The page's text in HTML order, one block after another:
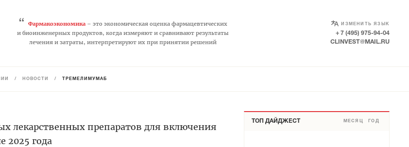
“ Фармакоэкономика– это экономическая оценка фармацевтических
и биоинженерных продуктов, когда измеряют и сравнивают результаты
лечения и затраты, интерпретируют их при принятии решений
ИЗМЕНИТЬ ЯЗЫК
SELECT LANGUAGE
+ 7 (495) 975-94-04
CLINVEST@MAIL.RU
/ НОВОСТИ / ТРЕМЕЛИМУМАБ
лекарственных препаратов для включения
2025 года
ТОП ДАЙДЖЕСТ МЕСЯЦ ГОД